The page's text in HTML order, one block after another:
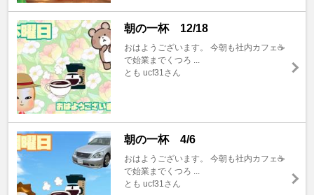
朝の一杯 12/18
おはようございます。 今朝も社内カフェ☕️
で始業までくつろ ...
とも ucf31さん
朝の一杯 4/6
おはようございます。 今朝も社内カフェ☕️
で始業までくつろ ...
とも ucf31さん